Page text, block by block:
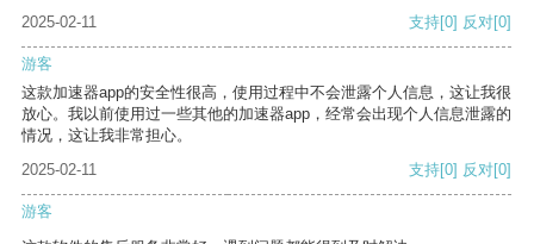
2025-02-11
支持[0] 反对[0]
游客
这款加速器app的安全性很高，使用过程中不会泄露个人信息，这让我很
放心。我以前使用过一些其他的加速器app，经常会出现个人信息泄露的
情况，这让我非常担心。
2025-02-11
支持[0] 反对[0]
游客